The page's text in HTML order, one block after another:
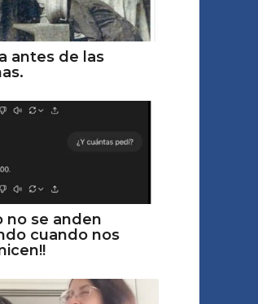
antes de las
no se anden
cuando nos